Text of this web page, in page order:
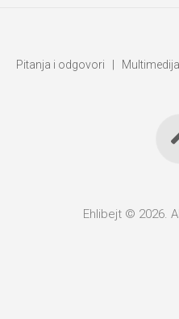
Pitanja i odgovori | Multimedija
Ehlibejt © 2026.